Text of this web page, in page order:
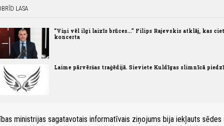
LASA
“Viņi vēl ilgi laizīs brūces...” Filips Rajevskis atklāj, kas
koncerta
Laime pārvēršas traģēdijā. Sieviete Kuldīgas slimnīcā
ministrijas sagatavotais informatīvais ziņojums bija iekļauts